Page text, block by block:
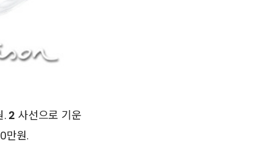
. 2 사선으로 기운
만원.